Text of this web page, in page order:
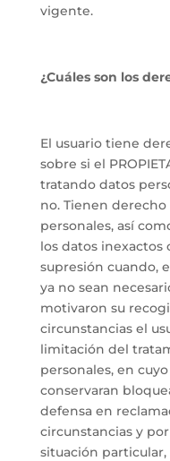
vigente.
¿Cuáles son los
El usuario tiene
sobre si el
tratando datos
no. Tienen derecho
personales, así
los datos inexactos
supresión cuando,
ya no sean
motivaron su
circunstancias el
limitación del
personales, en
conservaran
defensa en
circunstancias y
situación